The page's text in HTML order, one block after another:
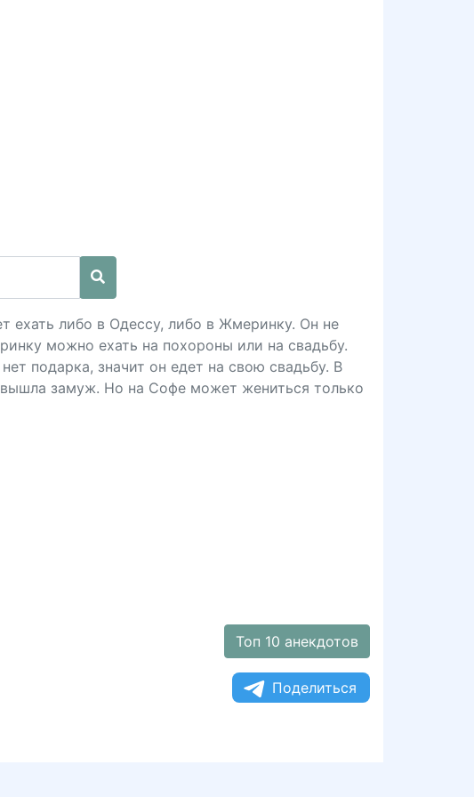
ехать либо в Одессу, либо в Жмеринку. Он не
можно ехать на похороны или на свадьбу.
подарка, значит он едет на свою свадьбу. В
замуж. Но на Софе может жениться только
Топ 10 анекдотов
Поделиться